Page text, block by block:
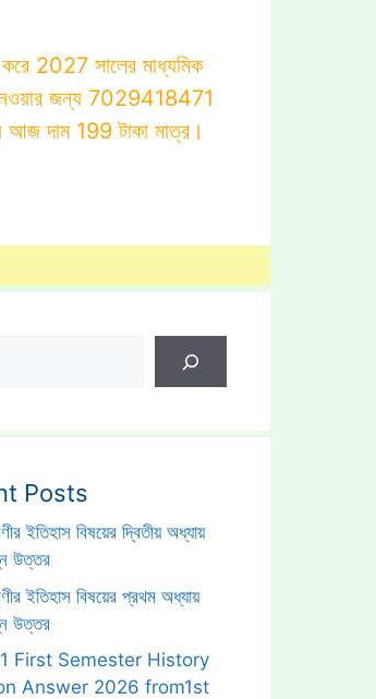
করে 2027 সালের মাধ্যমিক
নেওয়ার জন্য 7029418471
আজ দাম 199 টাকা মাত্র।
Posts
ইতিহাস বিষয়ের দ্বিতীয় অধ্যায়
উত্তর
ইতিহাস বিষয়ের প্রথম অধ্যায়
উত্তর
First Semester History
Answer 2026 from1st